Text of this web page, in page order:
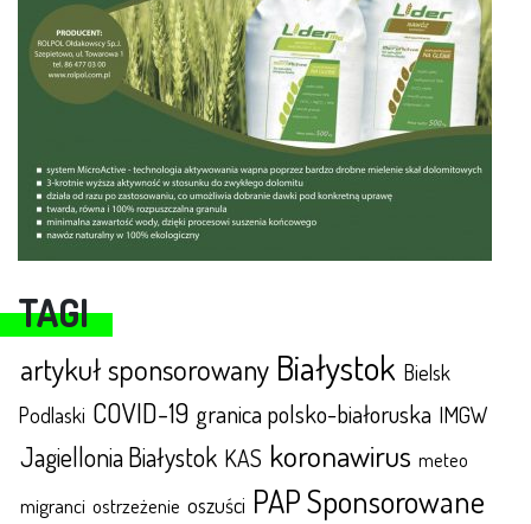
TAGI
artykuł sponsorowany Białystok Bielsk
Podlaski COVID-19 granica polsko-białoruska IMGW
Jagiellonia Białystok KAS koronawirus meteo
migranci ostrzeżenie oszuści PAP Sponsorowane